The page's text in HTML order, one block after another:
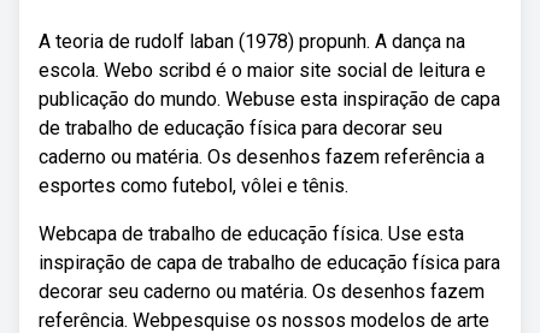
A teoria de rudolf laban (1978) propunh. A dança na
escola. Webo scribd é o maior site social de leitura e
publicação do mundo. Webuse esta inspiração de capa
de trabalho de educação física para decorar seu
caderno ou matéria. Os desenhos fazem referência a
esportes como futebol, vôlei e tênis.
Webcapa de trabalho de educação física. Use esta
inspiração de capa de trabalho de educação física para
decorar seu caderno ou matéria. Os desenhos fazem
referência. Webpesquise os nossos modelos de arte